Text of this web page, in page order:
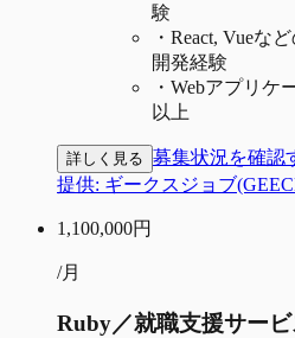
験
・ React, Vueな
開発経験
・ Webアプリケ
以上
詳しく見る 募集状況を確認
提供: ギークスジョブ
1,100,000円
/月
Ruby／就職支援サー